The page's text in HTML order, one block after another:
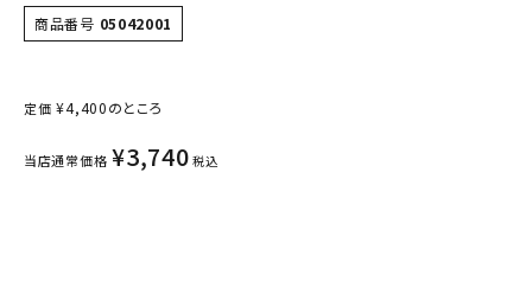
商品番号 05042001
定価 ¥4,400のところ
当店通常価格 ¥3,740 税込